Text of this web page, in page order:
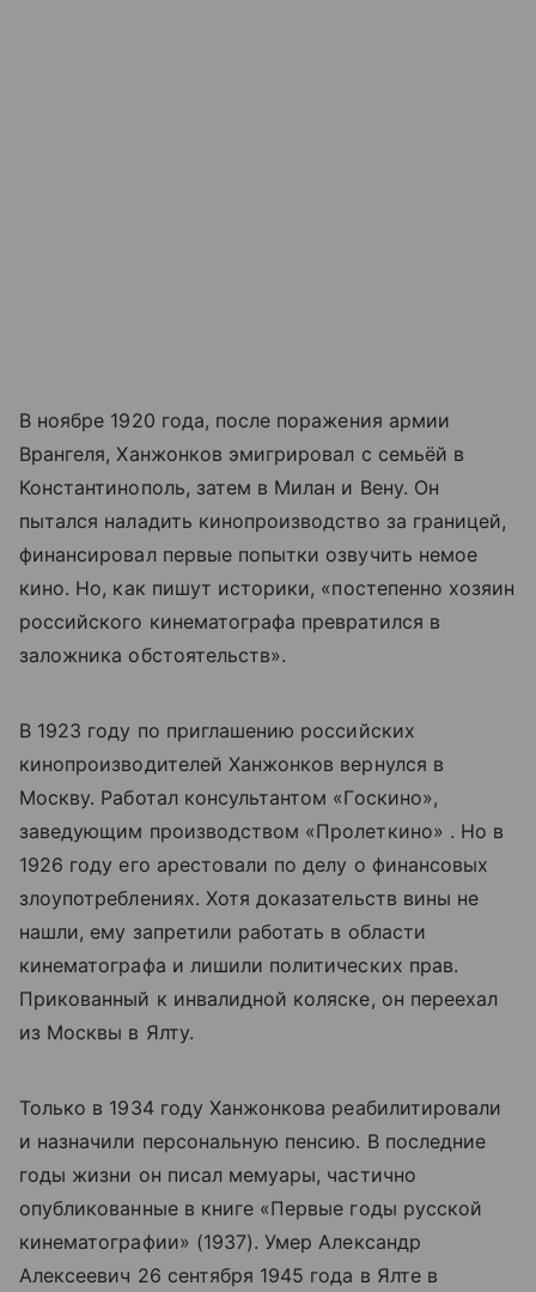
В ноябре 1920 года, после поражения армии
Врангеля, Ханжонков эмигрировал с семьёй в
Константинополь, затем в Милан и Вену. Он
пытался наладить кинопроизводство за границей,
финансировал первые попытки озвучить немое
кино. Но, как пишут историки, «постепенно хозяин
российского кинематографа превратился в
заложника обстоятельств».
В 1923 году по приглашению российских
кинопроизводителей Ханжонков вернулся в
Москву. Работал консультантом «Госкино»,
заведующим производством «Пролеткино» . Но в
1926 году его арестовали по делу о финансовых
злоупотреблениях. Хотя доказательств вины не
нашли, ему запретили работать в области
кинематографа и лишили политических прав.
Прикованный к инвалидной коляске, он переехал
из Москвы в Ялту.
Только в 1934 году Ханжонкова реабилитировали
и назначили персональную пенсию. В последние
годы жизни он писал мемуары, частично
опубликованные в книге «Первые годы русской
кинематографии» (1937). Умер Александр
Алексеевич 26 сентября 1945 года в Ялте в